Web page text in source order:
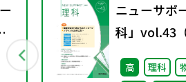
ニューサポ
科」vol.43
号）
高 理科